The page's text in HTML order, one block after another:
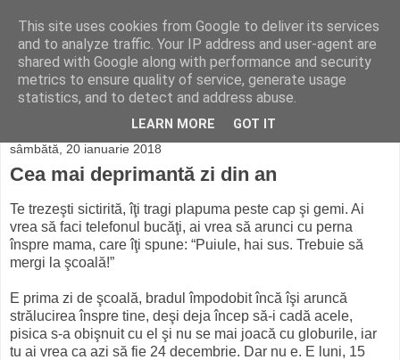
Colegiul Economic
Online
sâmbătă, 20 ianuarie 2018
Cea mai deprimantă zi din an
Te trezeşti sictirită, îţi tragi plapuma peste cap şi gemi. Ai
vrea să faci telefonul bucăţi, ai vrea să arunci cu perna
înspre mama, care îţi spune: “Puiule, hai sus. Trebuie să
mergi la şcoală!”
E prima zi de şcoală, bradul împodobit încă îşi aruncă
strălucirea înspre tine, deşi deja încep să-i cadă acele,
pisica s-a obişnuit cu el şi nu se mai joacă cu globurile, iar
tu ai vrea ca azi să fie 24 decembrie. Dar nu e. E luni, 15
This site uses cookies from Google to deliver its services
and to analyze traffic. Your IP address and user-agent are
shared with Google along with performance and security
metrics to ensure quality of service, generate usage
statistics, and to detect and address abuse.
LEARN MORE GOT IT